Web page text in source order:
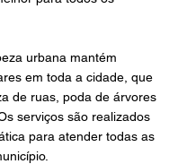
urbana mantém
em toda a cidade, que
de ruas, poda de árvores
serviços são realizados
para atender todas as